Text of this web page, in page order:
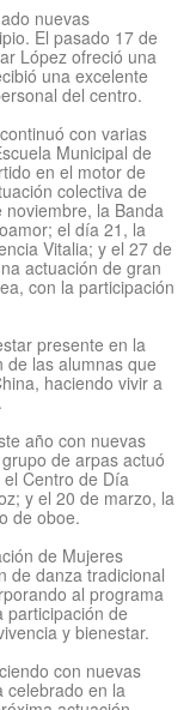
nuevas
El pasado 17 de
López ofreció una
una excelente
del centro.
con varias
Municipal de
en el motor de
colectiva de
la Banda
el día 21, la
Vitalia; y el 27 de
actuación de gran
con la participación
presente en la
de las alumnas que
haciendo vivir a
año con nuevas
de arpas actuó
Centro de Día
y el 20 de marzo, la
de oboe.
de Mujeres
de danza tradicional
al programa
participación de
y bienestar.
con nuevas
celebrado en la